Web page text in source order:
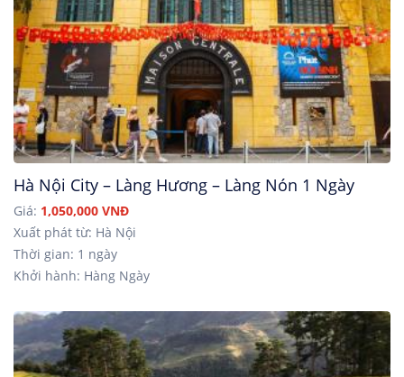
Hà Nội City – Làng Hương – Làng Nón 1 Ngày
Giá: 1,050,000 VNĐ
Xuất phát từ: Hà Nội
Thời gian: 1 ngày
Khởi hành: Hàng Ngày